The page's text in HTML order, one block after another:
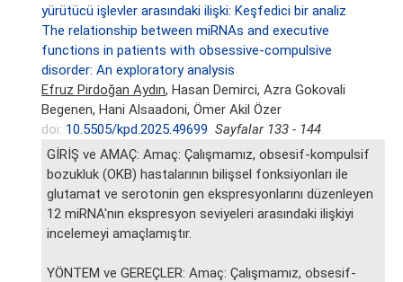
yürütücü işlevler arasındaki ilişki: Keşfedici bir analiz
The relationship between miRNAs and executive
functions in patients with obsessive-compulsive
disorder: An exploratory analysis
Efruz Pirdoğan Aydın, Hasan Demirci, Azra Gokovali
Begenen, Hani Alsaadoni, Ömer Akil Özer
doi: 10.5505/kpd.2025.49699 Sayfalar 133 - 144
GİRİŞ ve AMAÇ: Amaç: Çalışmamız, obsesif-kompulsif
bozukluk (OKB) hastalarının bilişsel fonksiyonları ile
glutamat ve serotonin gen ekspresyonlarını düzenleyen
12 miRNA'nın ekspresyon seviyeleri arasındaki ilişkiyi
incelemeyi amaçlamıştır.
YÖNTEM ve GEREÇLER: Amaç: Çalışmamız, obsesif-